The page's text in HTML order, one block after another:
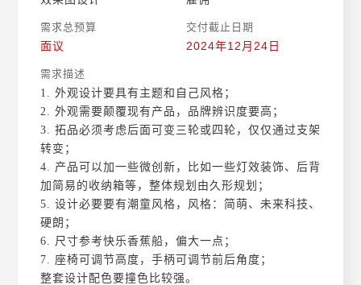
需求总预算
面议
交付截止日期
2024年12月24日
需求描述
1. 外观设计要具有主题和自己风格；
2. 外观需要颠覆现有产品，品牌辨识度要高；
3. 拓品必须考虑后面可变三轮或四轮，仅仅通过支架
转变；
4. 产品可以加一些微创新，比如一些灯效装饰、后背
加简易的收纳箱等，整体规划由久形规划；
5. 设计必要要有潮童风格，风格：简萌、未来科技、
硬朗；
6. 尺寸参考快乐香蕉船，偏大一点；
7. 座椅可调节高度，手柄可调节前后角度；
整套设计配色要撞色比较强。